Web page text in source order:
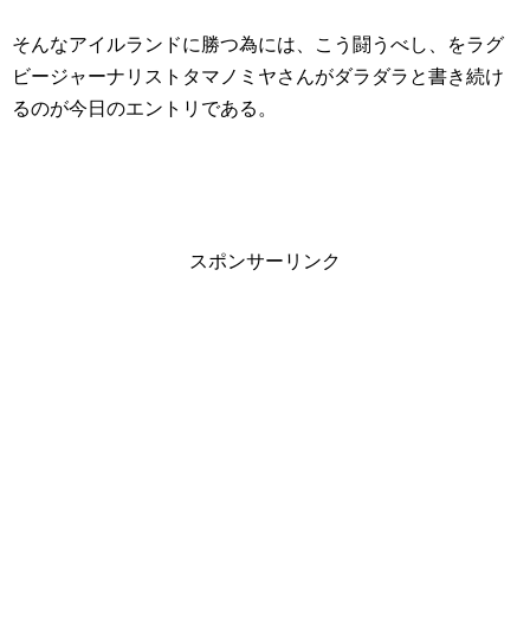
そんなアイルランドに勝つ為には、こう闘うべし、をラグ
ビージャーナリストタマノミヤさんがダラダラと書き続け
るのが今日のエントリである。
スポンサーリンク